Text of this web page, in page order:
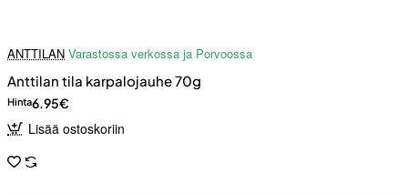
ANTTILAN Varastossa verkossa ja Porvoossa
Anttilan tila karpalojauhe 70g
Hinta6.95€
Lisää ostoskoriin